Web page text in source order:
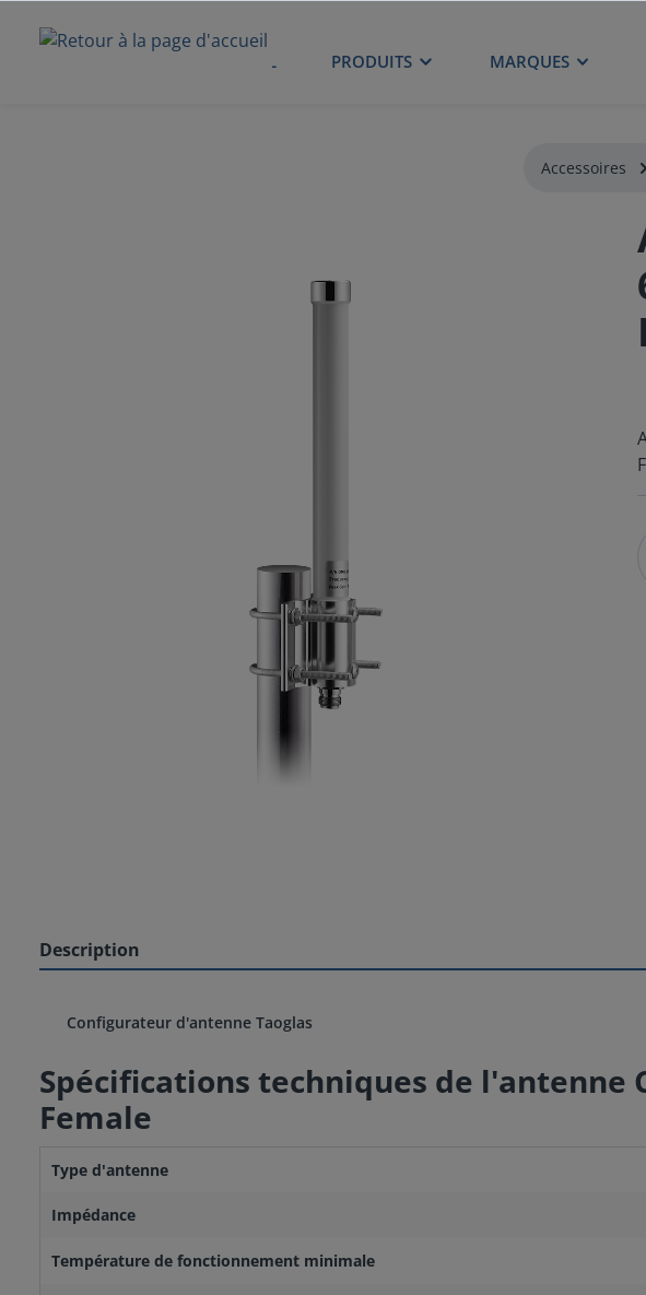
ACCUEIL PRODUITS MARQUES
Accessoires
Description
Configurateur d'antenne Taoglas
Spécifications techniques de l'antenne
Female
Type d'antenne
Impédance
Température de fonctionnement minimale